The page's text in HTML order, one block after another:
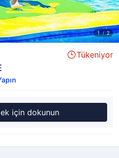
Tükeniyor
için dokunun